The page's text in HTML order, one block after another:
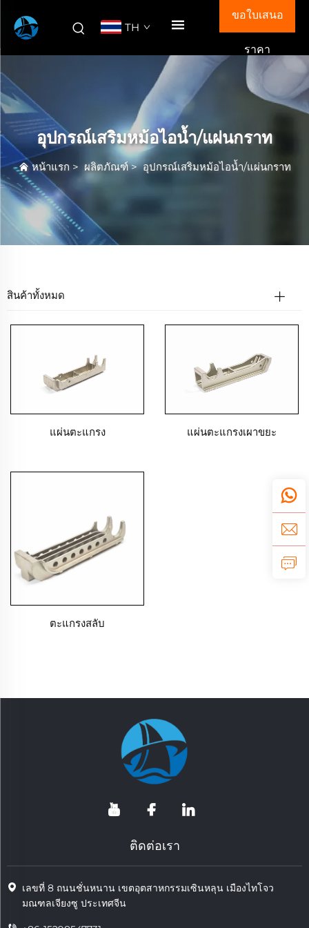
TH
ขอใบเสนอ
ราคา
อุปกรณ์เสริมหม้อไอน้ำ/แผ่นกราท
หน้าแรก >ผลิตภัณฑ์>อุปกรณ์เสริมหม้อไอน้ำ/แผ่นกราท
สินค้าทั้งหมด
แผ่นตะแกรง แผ่นตะแกรงเผาขยะ
ตะแกรงสลับ
ติดต่อเรา
เลขที่ 8 ถนนชั่นหนาน เขตอุตสาหกรรมเซินหลุน เมืองไทโจว
มณฑลเจียงซู ประเทศจีน